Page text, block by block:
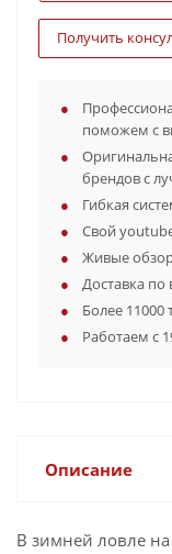
Получить
поможем с
брендов с
Гибкая
Свой
Живые
Доставка
Более 11000
Работаем с
Описание
В зимней ловле